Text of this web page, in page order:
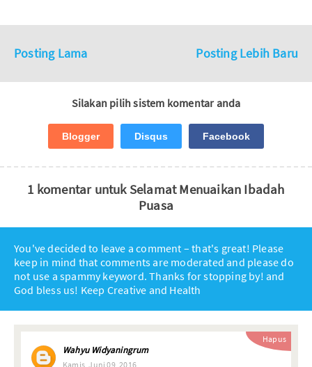
Posting Lebih Baru
Posting Lama
Silakan pilih sistem komentar anda
Blogger Disqus Facebook
1 komentar untuk Selamat Menuaikan Ibadah
Puasa
You've decided to leave a comment – that's great! Please
keep in mind that comments are moderated and please do
not use a spammy keyword. Thanks for stopping by! and
God bless us! Keep Creative and Health
Wahyu Widyaningrum
Kamis, Juni 09, 2016
Hapus